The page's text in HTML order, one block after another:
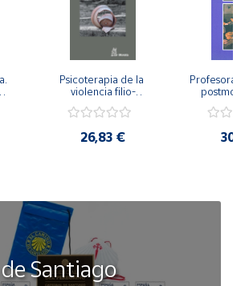
Psicoterapia de la
violencia filio-
secreto y la
26,83 €
Santiago